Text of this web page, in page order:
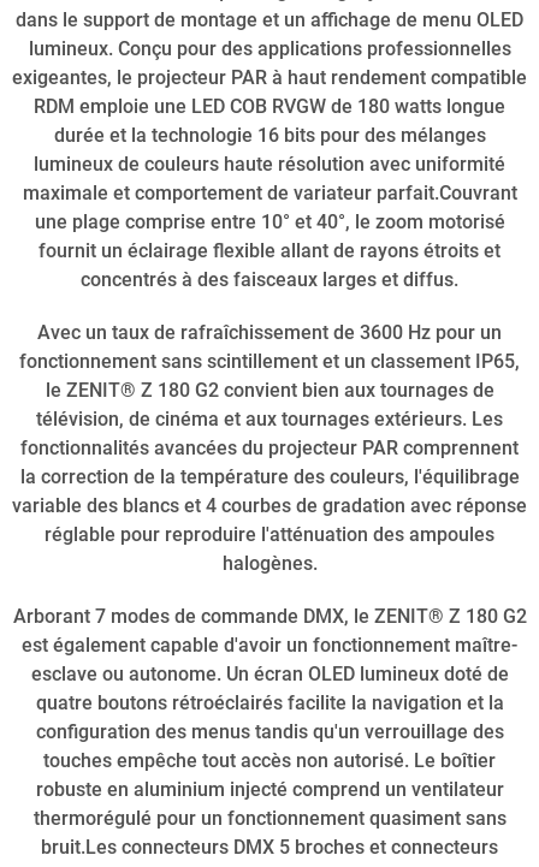
dans le support de montage et un affichage de menu OLED
lumineux. Conçu pour des applications professionnelles
exigeantes, le projecteur PAR à haut rendement compatible
RDM emploie une LED COB RVGW de 180 watts longue
durée et la technologie 16 bits pour des mélanges
lumineux de couleurs haute résolution avec uniformité
maximale et comportement de variateur parfait.Couvrant
une plage comprise entre 10° et 40°, le zoom motorisé
fournit un éclairage flexible allant de rayons étroits et
concentrés à des faisceaux larges et diffus.
Avec un taux de rafraîchissement de 3600 Hz pour un
fonctionnement sans scintillement et un classement IP65,
le ZENIT® Z 180 G2 convient bien aux tournages de
télévision, de cinéma et aux tournages extérieurs. Les
fonctionnalités avancées du projecteur PAR comprennent
la correction de la température des couleurs, l'équilibrage
variable des blancs et 4 courbes de gradation avec réponse
réglable pour reproduire l'atténuation des ampoules
halogènes.
Arborant 7 modes de commande DMX, le ZENIT® Z 180 G2
est également capable d'avoir un fonctionnement maître-
esclave ou autonome. Un écran OLED lumineux doté de
quatre boutons rétroéclairés facilite la navigation et la
configuration des menus tandis qu'un verrouillage des
touches empêche tout accès non autorisé. Le boîtier
robuste en aluminium injecté comprend un ventilateur
thermorégulé pour un fonctionnement quasiment sans
bruit.Les connecteurs DMX 5 broches et connecteurs